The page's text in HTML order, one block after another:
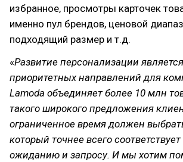
избранное, просмотры карточек
именно пул брендов, ценовой
подходящий размер и т.д.
«Развитие персонализации
приоритетных направлений для
Lamoda объединяет более 10 млн
такого широкого предложения
ограниченное время должен
который точнее всего соответствует
ожиданию и запросу. И мы хотим